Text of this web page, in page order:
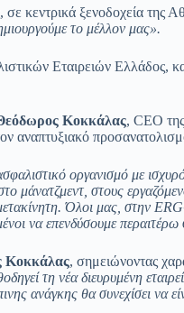
κεντρικά ξενοδοχεία της
το μέλλον μας».
Εταιρειών Ελλάδος,
Κοκκάλας, CEO
αναπτυξιακό
οργανισμό με
μάνατζμεντ, στους
Όλοι μας, στην
να επενδύσουμε
Κοκκάλας, σημειώνοντας
τη νέα διευρυμένη
ανάγκης θα συνεχίσει να